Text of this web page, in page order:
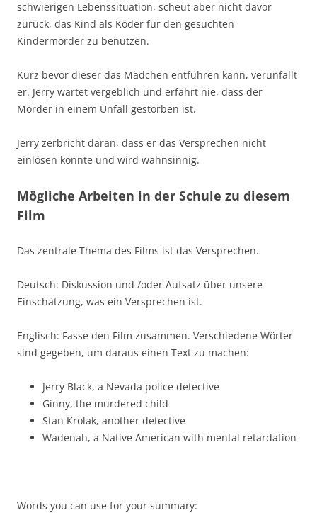
schwierigen Lebenssituation, scheut aber nicht davor
zurück, das Kind als Köder für den gesuchten
Kindermörder zu benutzen.
Kurz bevor dieser das Mädchen entführen kann, verunfallt
er. Jerry wartet vergeblich und erfährt nie, dass der
Mörder in einem Unfall gestorben ist.
Jerry zerbricht daran, dass er das Versprechen nicht
einlösen konnte und wird wahnsinnig.
Mögliche Arbeiten in der Schule zu diesem
Film
Das zentrale Thema des Films ist das Versprechen.
Deutsch: Diskussion und /oder Aufsatz über unsere
Einschätzung, was ein Versprechen ist.
Englisch: Fasse den Film zusammen. Verschiedene Wörter
sind gegeben, um daraus einen Text zu machen:
Jerry Black, a Nevada police detective
Ginny, the murdered child
Stan Krolak, another detective
Wadenah, a Native American with mental retardation
Words you can use for your summary: